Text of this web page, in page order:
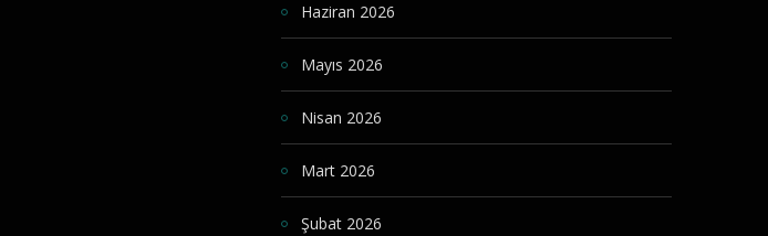
Haziran 2026
Mayıs 2026
Nisan 2026
Mart 2026
Şubat 2026